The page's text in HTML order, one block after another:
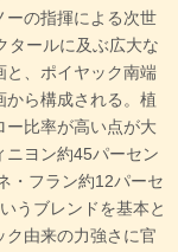
ーの指揮による次世
タールに及ぶ広大な
と、ポイヤック南端
ら構成される。植
比率が高い点が大
ニヨン約45パーセン
・フラン約12パーセ
うブレンドを基本と
ク由来の力強さに官